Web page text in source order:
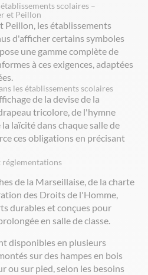
scolaires –
et Peillon
Peillon, les établissements
d'afficher certains symboles
une gamme complète de
à ces exigences, adaptées
les établissements scolaires
de la devise de la
tricolore, de l'hymne
laïcité dans chaque salle de
ces obligations en précisant
réglementations
de la Marseillaise, de la charte
des Droits de l'Homme,
durables et conçues pour
en salle de classe.
disponibles en plusieurs
sur des hampes en bois
ou sur pied, selon les besoins